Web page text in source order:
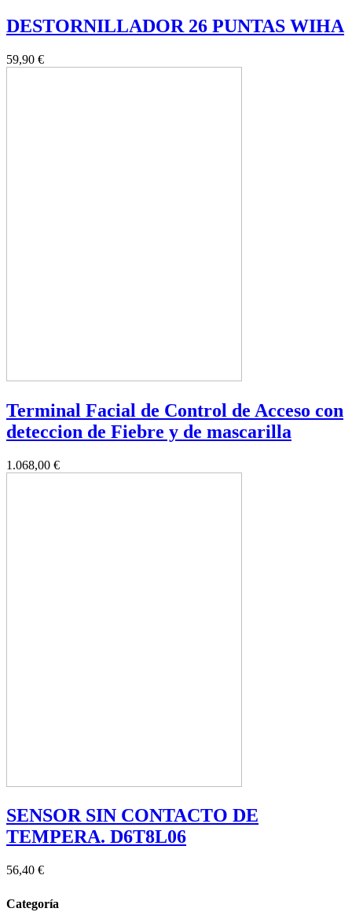
DESTORNILLADOR 26 PUNTAS WIHA
59,90 €
Terminal Facial de Control de Acceso con
deteccion de Fiebre y de mascarilla
1.068,00 €
SENSOR SIN CONTACTO DE
TEMPERA. D6T8L06
56,40 €
Categoría